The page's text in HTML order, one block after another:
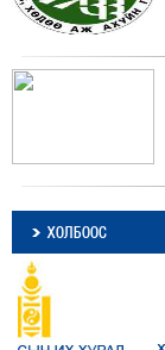
ХОЛБООС